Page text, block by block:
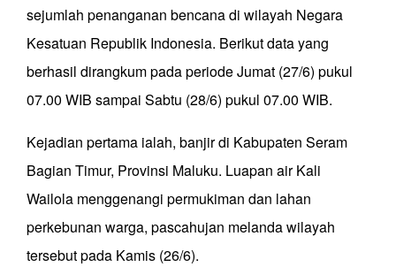
sejumlah penanganan bencana di wilayah Negara
Kesatuan Republik Indonesia. Berikut data yang
berhasil dirangkum pada periode Jumat (27/6) pukul
07.00 WIB sampai Sabtu (28/6) pukul 07.00 WIB.
Kejadian pertama ialah, banjir di Kabupaten Seram
Bagian Timur, Provinsi Maluku. Luapan air Kali
Wailola menggenangi permukiman dan lahan
perkebunan warga, pascahujan melanda wilayah
tersebut pada Kamis (26/6).